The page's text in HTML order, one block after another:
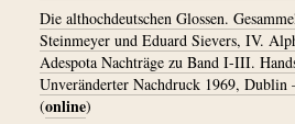
Die althochdeutschen Glossen.
Steinmeyer und Eduard Sievers, IV.
Adespota Nachträge zu Band I-III.
Unveränderter Nachdruck 1969,
(online)